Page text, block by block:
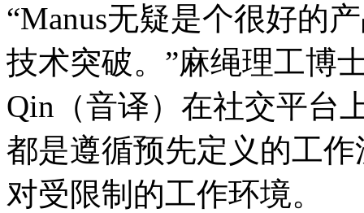
“Manus无疑是个很好的
技术突破。”麻绳理工博
Qin（音译）在社交平台
都是遵循预先定义的工
对受限制的工作环境。